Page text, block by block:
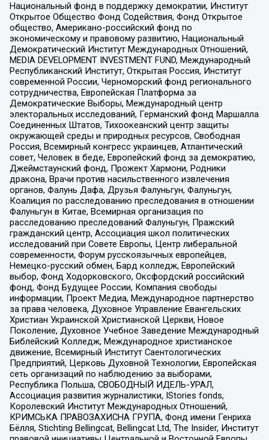
Национальный фонд в поддержку демократии, Институт
Открытое Общество Фонд Содействия, Фонд Открытое
общество, Американо-российский фонд по
экономическому и правовому развитию, Национальный
Демократический Институт Международных Отношений,
MEDIA DEVELOPMENT INVESTMENT FUND, Международный
Республиканский Институт, Открытая Россия, Институт
современной России, Черноморский фонд регионального
сотрудничества, Европейская Платформа за
Демократические Выборы, Международный центр
электоральных исследований, Германский фонд Маршалла
Соединенных Штатов, Тихоокеанский центр защиты
окружающей среды и природных ресурсов, Свободная
Россия, Всемирный конгресс украинцев, Атлантический
совет, Человек в беде, Европейский фонд за демократию,
Джеймстаунский фонд, Прожект Хармони, Родники
дракона, Врачи против насильственного извлечения
органов, Фалунь Дафа, Друзья Фалуньгун, Фалуньгун,
Коалиция по расследованию преследования в отношении
Фалуньгун в Китае, Всемирная организация по
расследованию преследований Фалуньгун, Пражский
гражданский центр, Ассоциация школ политических
исследований при Совете Европы, Центр либеральной
современности, Форум русскоязычных европейцев,
Немецко-русский обмен, Бард колледж, Европейский
выбор, Фонд Ходорковского, Оксфордский российский
фонд, Фонд Будущее России, Компания свободы
информации, Проект Медиа, Международное партнерство
за права человека, Духовное Управление Евангельских
Христиан Украинской Христианской Церкви, Новое
Поколение, Духовное Учебное Заведение Международный
Библейский Колледж, Международное христианское
движение, Всемирный Институт Саентологических
Предприятий, Церковь Духовной Технологии, Европейская
сеть организаций по наблюдению за выборами,
Республика Польша, СВОБОДНЫЙ ИДЕЛЬ-УРАЛ,
Ассоциация развития журналистики, IStories fonds,
Королевский Институт Международных Отношений,
КРИМСЬКА ПРАВОЗАХИСНА ГРУПА, Фонд имени Генриха
Бёлля, Stichting Bellingcat, Bellingcat Ltd, The Insider, Институт